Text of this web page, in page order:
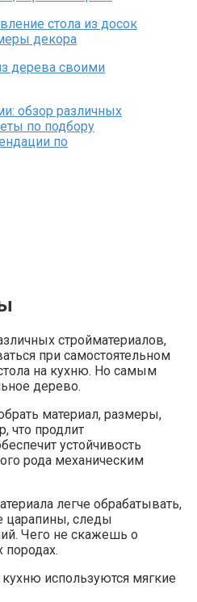
стройматериалов,
при самостоятельном
на кухню. Но самым
дерево.
материал, размеры,
что продлит
устойчивость
рода механическим
легче обрабатывать,
царапины, следы
Чего не скажешь о
используются мягкие